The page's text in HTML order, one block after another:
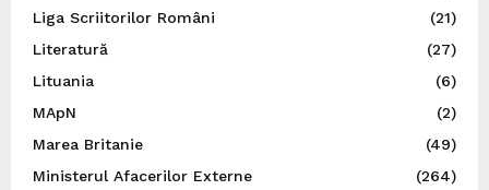
Liga Scriitorilor Români
(21)
Literatură
(27)
Lituania
(6)
MApN
(2)
Marea Britanie
(49)
Ministerul Afacerilor Externe
(264)